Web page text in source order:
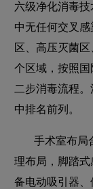
六级净化消毒
中无任何交叉
区、高压灭菌
个区域，按照
二步消毒流程
中排名前列。
手术室布局
理布局，脚踏
备电动吸引器